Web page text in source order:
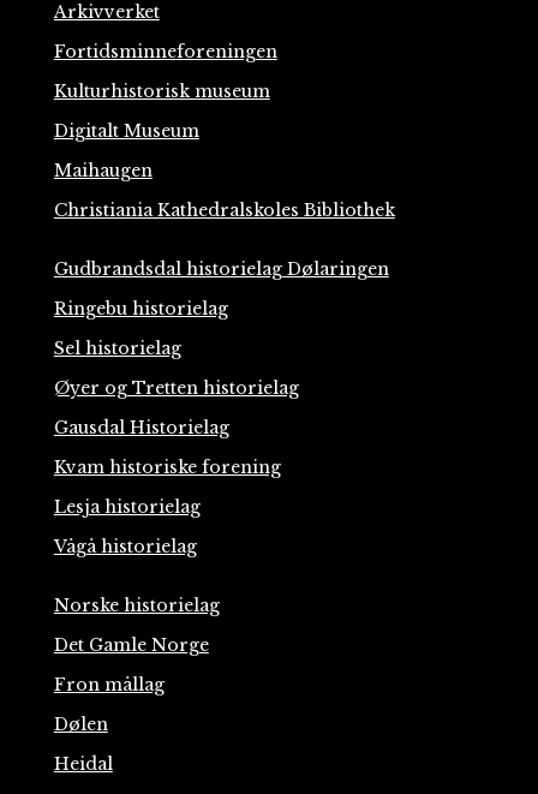
Arkivverket
Fortidsminneforeningen
Kulturhistorisk museum
Digitalt Museum
Maihaugen
Christiania Kathedralskoles Bibliothek
Gudbrandsdal historielag Dølaringen
Ringebu historielag
Sel historielag
Øyer og Tretten historielag
Gausdal Historielag
Kvam historiske forening
Lesja historielag
Vågå historielag
Norske historielag
Det Gamle Norge
Fron mållag
Dølen
Heidal